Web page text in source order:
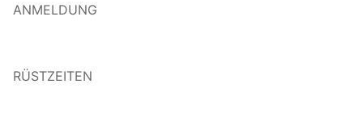
ANMELDUNG
RÜSTZEITEN